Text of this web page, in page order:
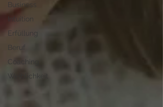
Business
Intuition
Erfüllung
Beruf
Coaching
Weiblichkeit